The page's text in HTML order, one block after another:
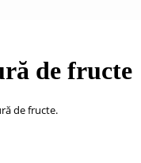
de fructe
de fructe.